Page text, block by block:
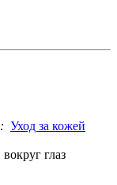
Уход за кожей
глаз